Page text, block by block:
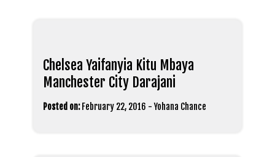
Chelsea Yaifanyia Kitu Mbaya
Manchester City Darajani
Posted on: February 22, 2016 -Yohana Chance